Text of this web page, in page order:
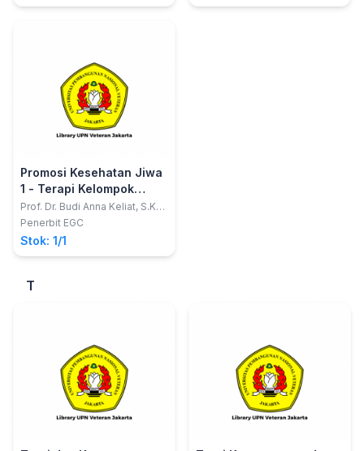
Promosi Kesehatan Jiwa
1 - Terapi Kelompok
Terapeutik
Prof. Dr. Budi Anna Keliat, S.Kp.,
M.App.Sc.; dkk
Penerbit EGC
Stok: 1/1
T